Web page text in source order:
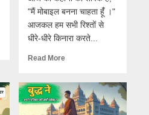
"मैं मोबाइल बनना चाहता हूंँ ।"
आजकल हम सभी रिश्तों से
धीरे-धीरे किनारा करते...
Read More